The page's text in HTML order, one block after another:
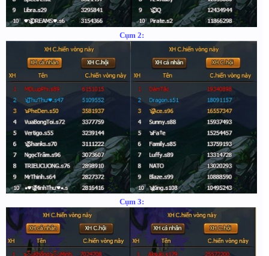
Cụm 2:
Cụm 3: